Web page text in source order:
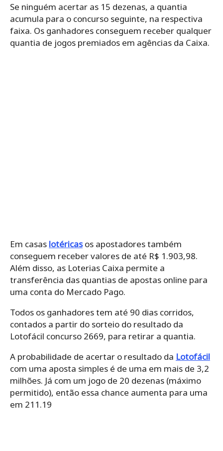
Se ninguém acertar as 15 dezenas, a quantia
acumula para o concurso seguinte, na respectiva
faixa. Os ganhadores conseguem receber qualquer
quantia de jogos premiados em agências da Caixa.
Em casas lotéricasos apostadores também
conseguem receber valores de até R$ 1.903,98.
Além disso, as Loterias Caixa permite a
transferência das quantias de apostas online para
uma conta do Mercado Pago.
Todos os ganhadores tem até 90 dias corridos,
contados a partir do sorteio do resultado da
Lotofácil concurso 2669, para retirar a quantia.
A probabilidade de acertar o resultado da Lotofácil
com uma aposta simples é de uma em mais de 3,2
milhões. Já com um jogo de 20 dezenas (máximo
permitido), então essa chance aumenta para uma
em 211.19